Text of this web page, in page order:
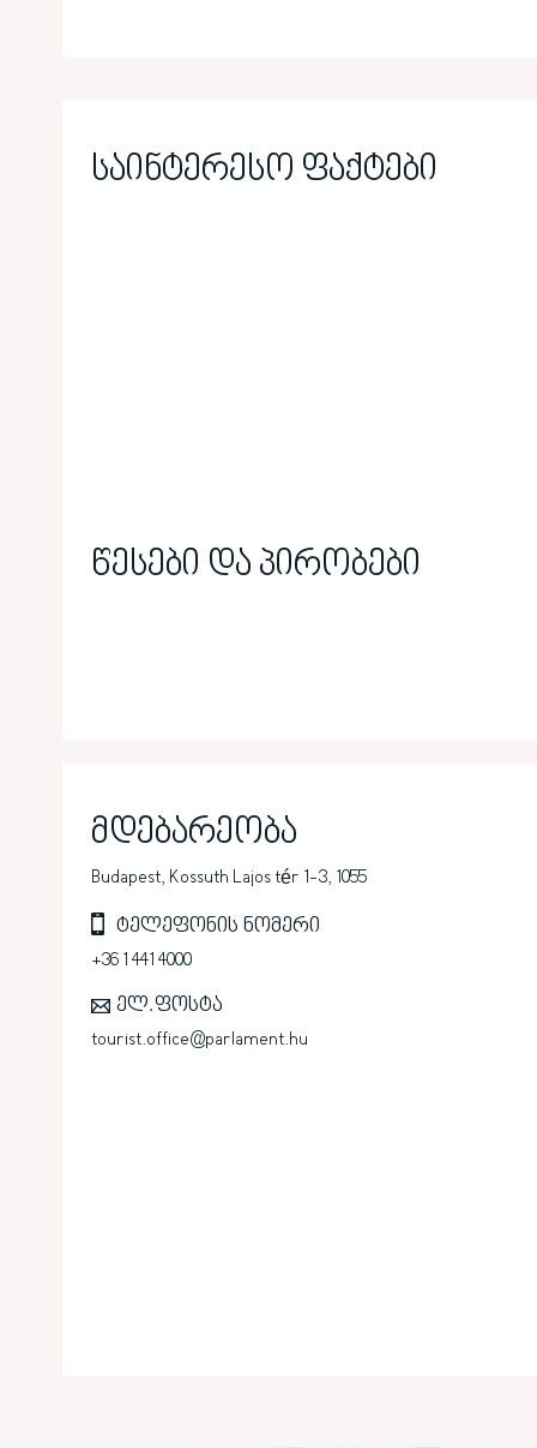
საინტერესო ფაქტები
წესები და პირობები
მდებარეობა
Budapest, Kossuth Lajos tér 1-3, 1055
ტელეფონის ნომერი
+36 1 441 4000
ელ.ფოსტა
tourist.office@parlament.hu